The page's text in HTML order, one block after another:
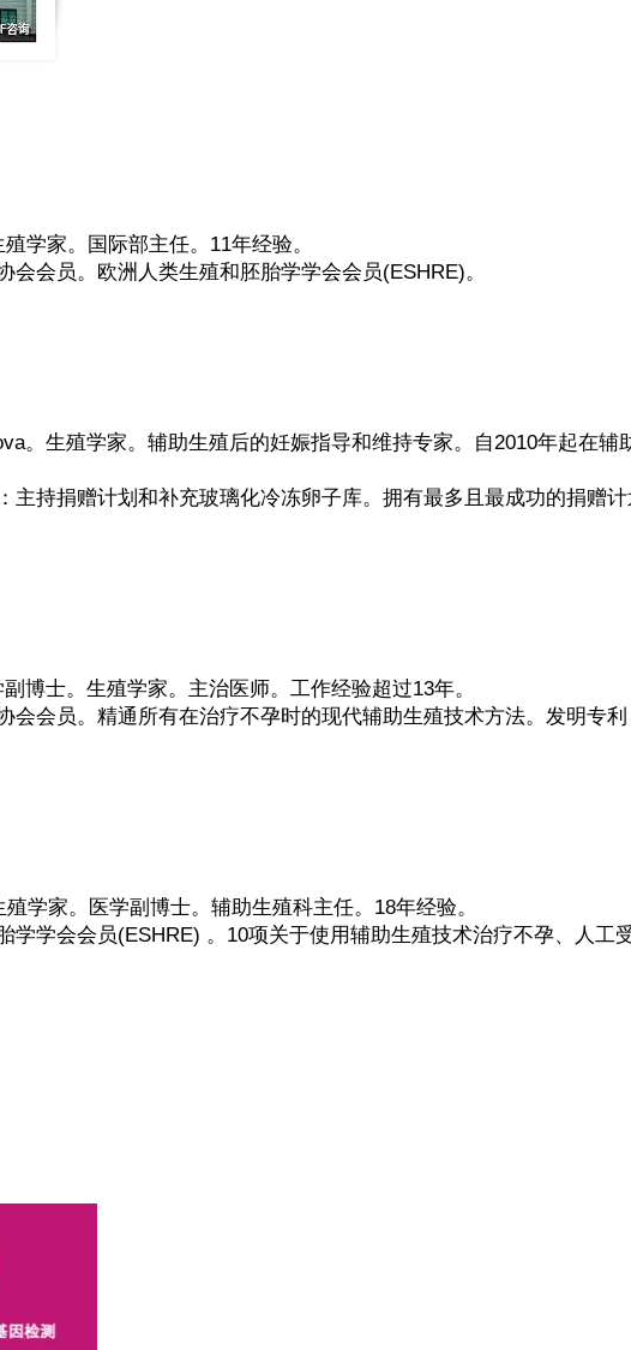
学家。国际部主任。11年经验。
会会员。欧洲人类生殖和胚胎学学会会员(ESHRE)。
。生殖学家。辅助生殖后的妊娠指导和维持专家。自2010年起在辅
主持捐赠计划和补充玻璃化冷冻卵子库。拥有最多且最成功的捐赠
博士。生殖学家。主治医师。工作经验超过13年。
会会员。精通所有在治疗不孕时的现代辅助生殖技术方法。发明专利
学家。医学副博士。辅助生殖科主任。18年经验。
学学会会员(ESHRE) 。10项关于使用辅助生殖技术治疗不孕、人工